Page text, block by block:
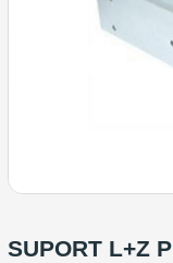
SUPORT L+Z